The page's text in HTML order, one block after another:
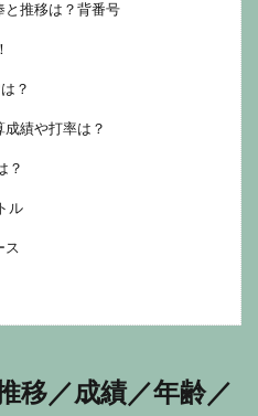
と推移は？背番号
？
績や打率は？
？
ル
ス
移／成績／年齢／